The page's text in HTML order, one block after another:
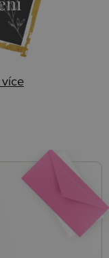
více